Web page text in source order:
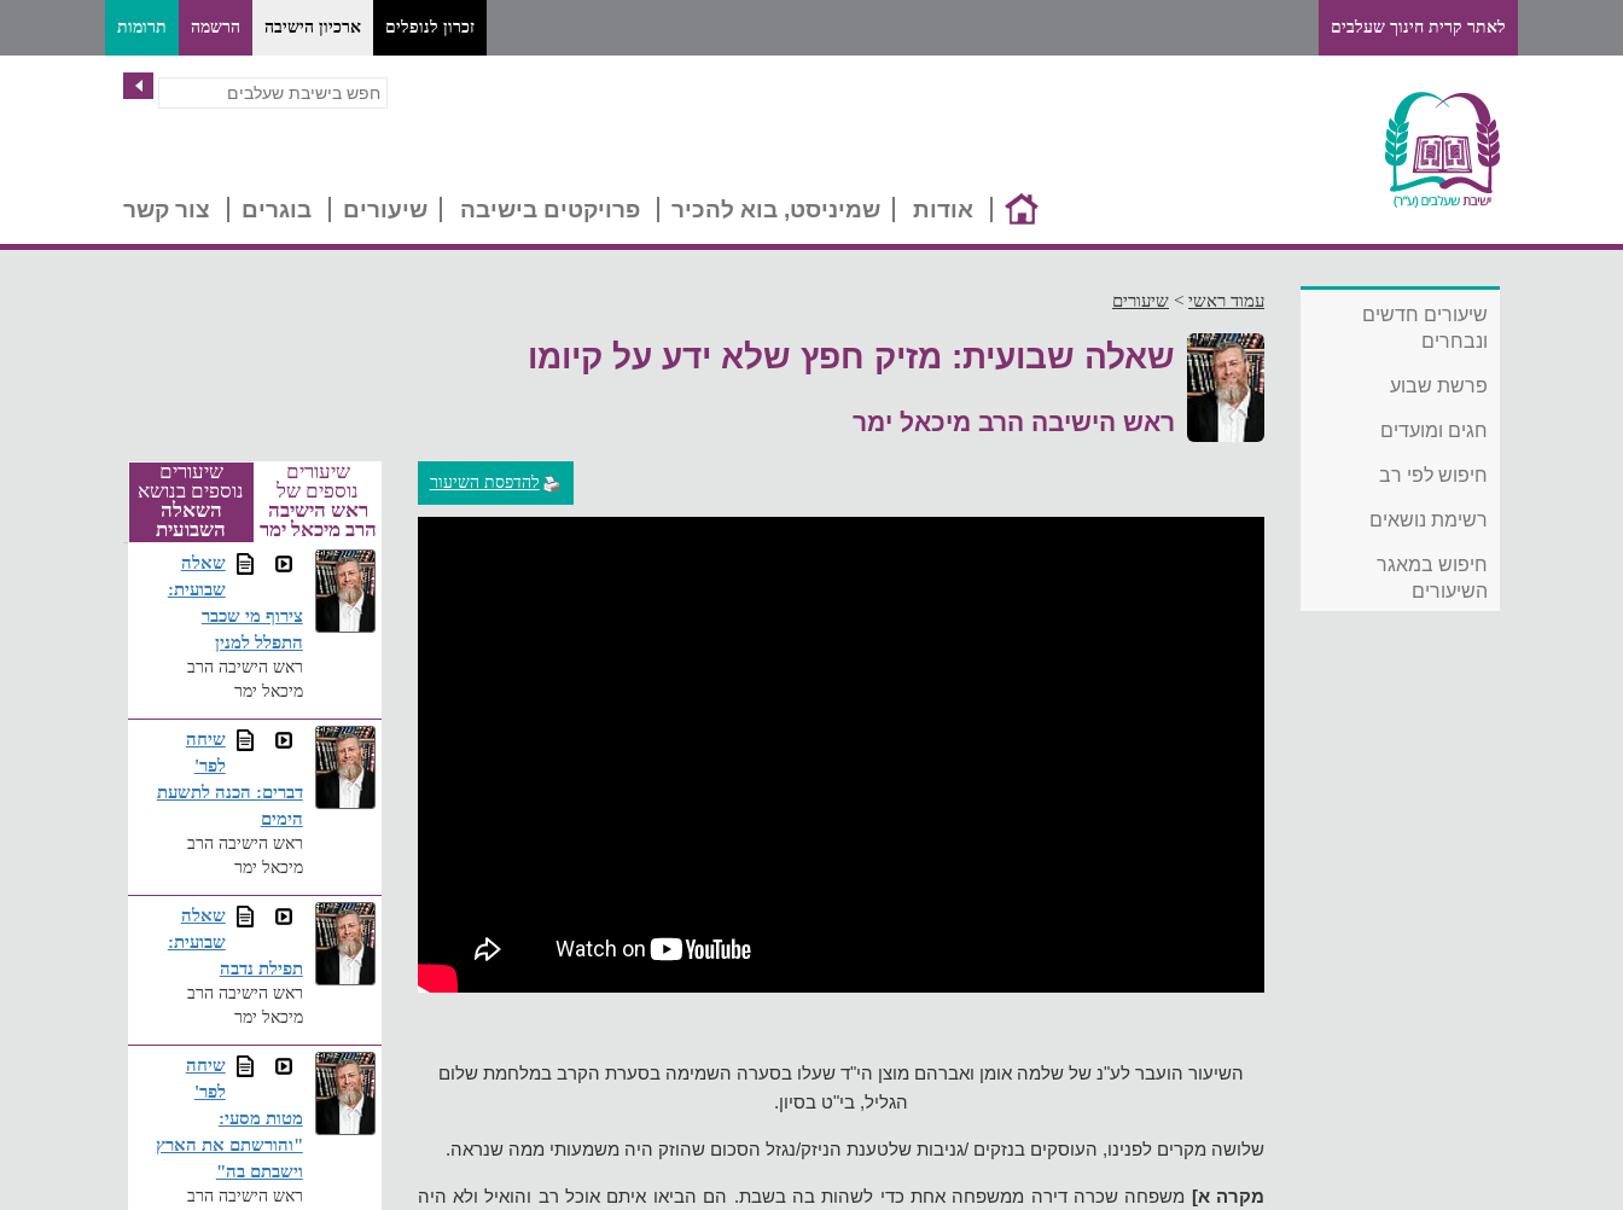
תרומות הרשמה ארכיון הישיבה זכרון לנופלים לאתר קרית חינוך שעלבים
אודות שמיניסט, בוא להכיר פרויקטים בישיבה שיעורים בוגרים צור קשר
שיעורים חדשים
ונבחרים
פרשת שבוע
חגים ומועדים
חיפוש לפי רב
רשימת נושאים
חיפוש במאגר
השיעורים
עמוד ראשי > שיעורים
שאלה שבועית: מזיק חפץ שלא ידע על קיומו
ראש הישיבה הרב מיכאל ימר
להדפסת השיעור
השיעור הועבר לע"נ של שלמה אומן ואברהם מוצן הי"ד שעלו בסערה השמימה בסערת הקרב במלחמת שלום
הגליל, בי"ט בסיון.
שלושה מקרים לפנינו, העוסקים בנזקים /גניבות שלטענת הניזק/נגזל הסכום שהוזק היה משמעותי ממה שנראה.
מקרה א] משפחה שכרה דירה ממשפחה אחת כדי לשהות בה בשבת. הם הביאו איתם אוכל רב והואיל ולא היה
שיעורים
נוספים של
ראש הישיבה
הרב מיכאל ימר
שיעורים
נוספים בנושא
השאלה
השבועית
שאלה
שבועית:
צירוף מי שכבר
התפלל למנין
ראש הישיבה הרב
מיכאל ימר
שיחה
לפר'
דברים: הכנה לתשעת
הימים
ראש הישיבה הרב
מיכאל ימר
שאלה
שבועית:
תפילת נדבה
ראש הישיבה הרב
מיכאל ימר
שיחה
לפר'
מטות מסעי:
"והורשתם את הארץ
וישבתם בה"
ראש הישיבה הרב